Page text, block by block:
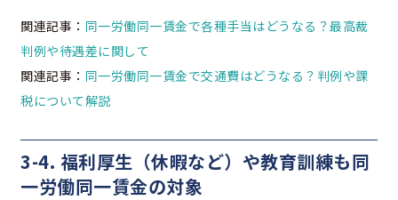
関連記事： 同一労働同一賃金で各種手当はどうなる？最高裁
判例や待遇差に関して
関連記事： 同一労働同一賃金で交通費はどうなる？判例や課
税について解説
3-4. 福利厚生（休暇など）や教育訓練も同
一労働同一賃金の対象